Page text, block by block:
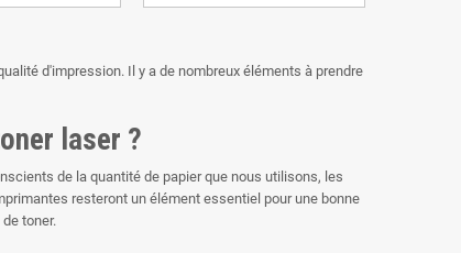
d'impression. Il y a de nombreux éléments à prendre
laser ?
de la quantité de papier que nous utilisons, les
resteront un élément essentiel pour une bonne
toner.